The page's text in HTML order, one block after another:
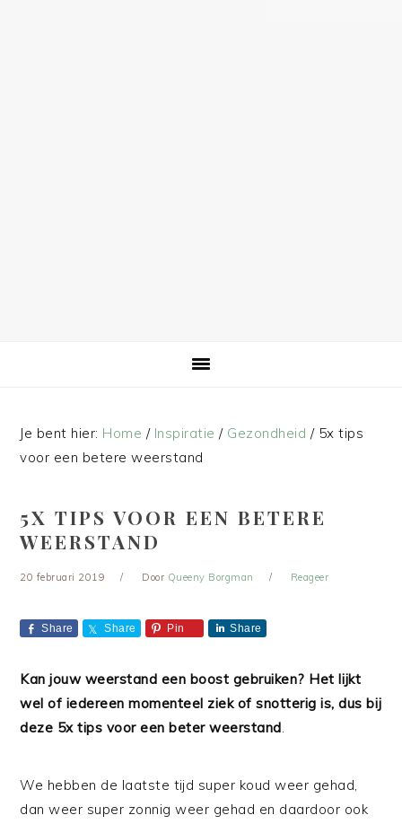
Je bent hier: Home / Inspiratie / Gezondheid /5x tips
voor een betere weerstand
5X TIPS VOOR EEN BETERE
WEERSTAND
20 februari 2019 Door Queeny Borgman Reageer
Share Share Pin Share
Kan jouw weerstand een boost gebruiken? Het lijkt
wel of iedereen momenteel ziek of snotterig is, dus bij
deze 5x tips voor een beter weerstand.
We hebben de laatste tijd super koud weer gehad,
dan weer super zonnig weer gehad en daardoor ook